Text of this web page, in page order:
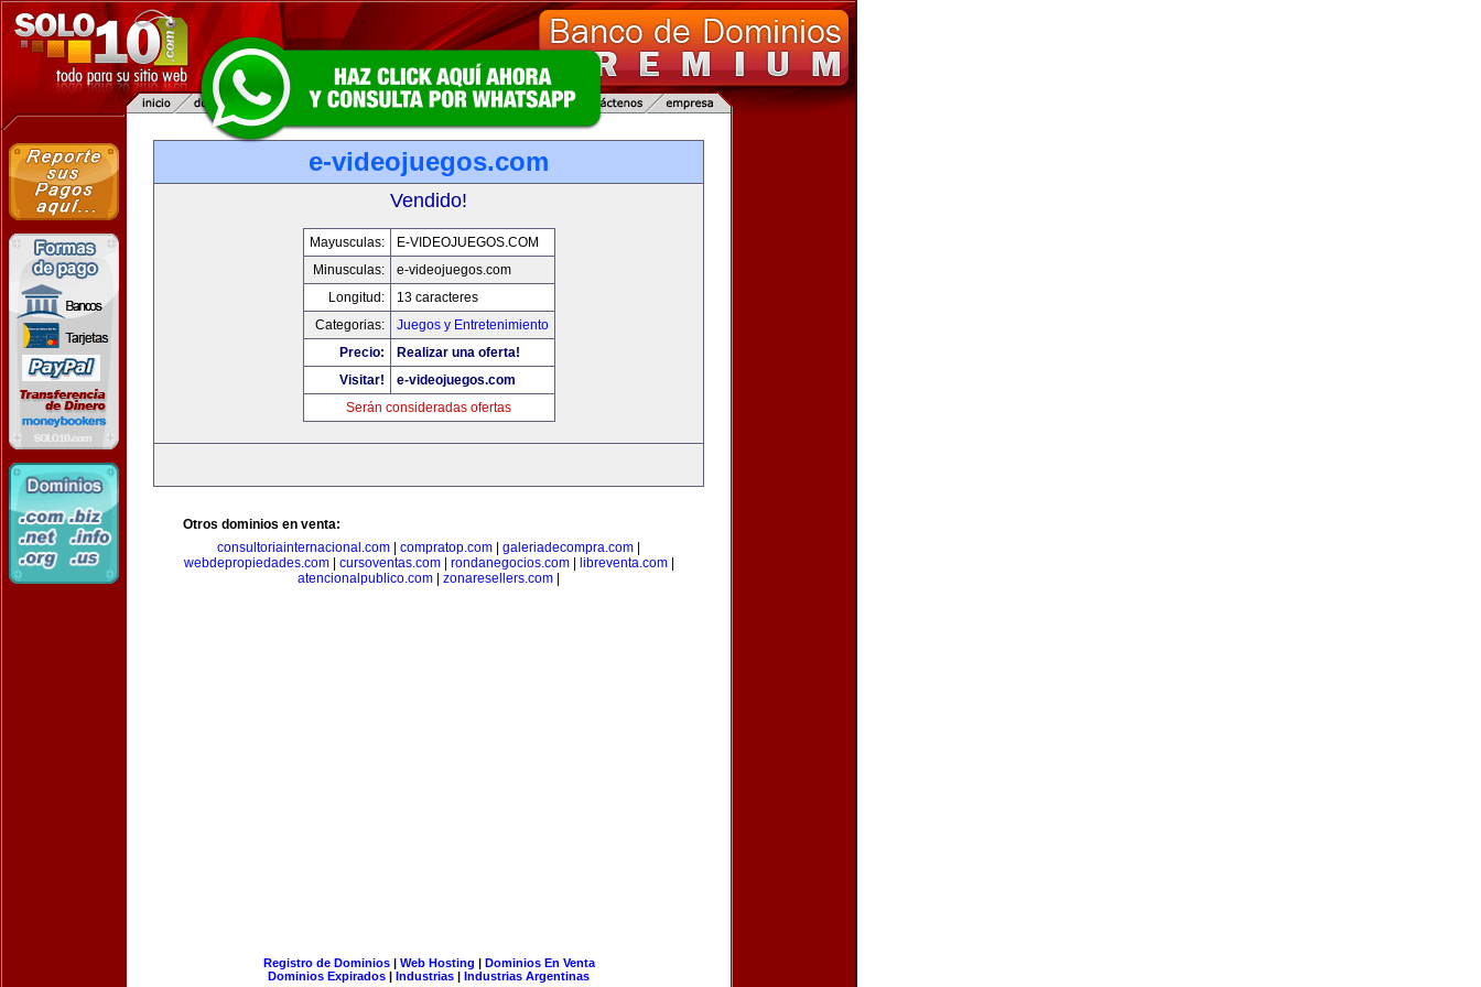
e-videojuegos.com
Vendido!
Mayusculas:
E-VIDEOJUEGOS.COM
Minusculas:
e-videojuegos.com
Longitud:
13 caracteres
Categorias:
Juegos y Entretenimiento
Precio:
Realizar una oferta!
Visitar!
e-videojuegos.com
Serán consideradas ofertas
Otros dominios en venta:
consultoriainternacional.com
compratop.com galeriadecompra.com
webdepropiedades.com| cursoventas.com| rondanegocios.com| libreventa.com|
atencionalpublico.com
zonaresellers.com
Registro de Dominios| Web Hosting | Dominios En Venta
Dominios Expirados | Industrias | Industrias Argentinas